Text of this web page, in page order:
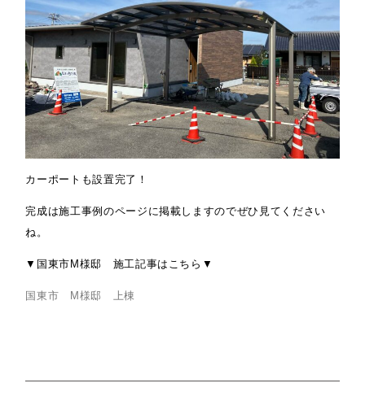
カーポートも設置完了！
完成は施工事例のページに掲載しますのでぜひ見てください
ね。
▼国東市M様邸 施工記事はこちら▼
国東市 M様邸 上棟